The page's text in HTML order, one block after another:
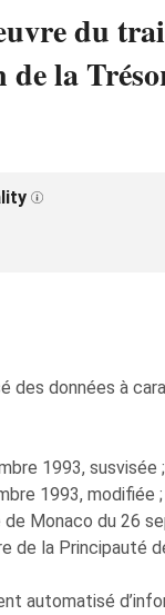
du
la
des données à
1993, susvisée ;
1993, modifiée ;
Monaco du 26
de la Principauté
automatisé